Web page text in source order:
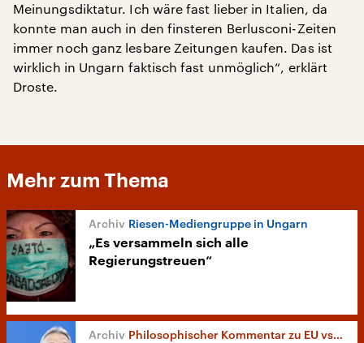
Meinungsdiktatur. Ich wäre fast lieber in Italien, da
konnte man auch in den finsteren Berlusconi-Zeiten
immer noch ganz lesbare Zeitungen kaufen. Das ist
wirklich in Ungarn faktisch fast unmöglich“, erklärt
Droste.
Mehr zum Thema
Riesen-Mediengruppe in Ungarn
„Es versammeln sich alle
Regierungstreuen“
Philosophischer Kommentar zu EU vs. Ungarn